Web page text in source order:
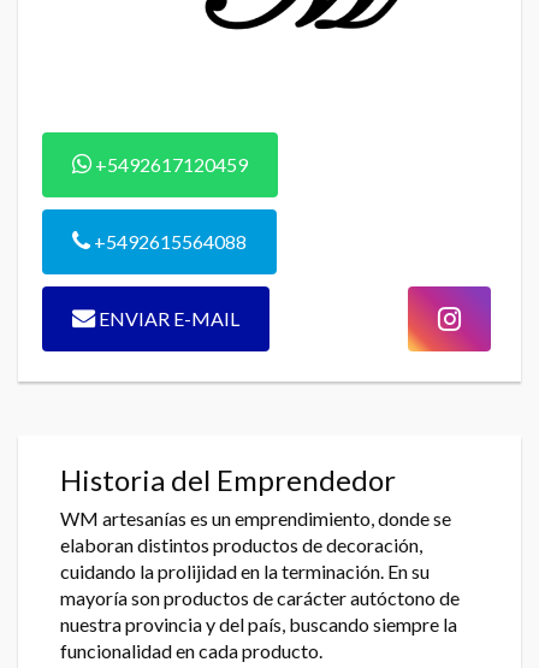
+5492617120459
+5492615564088
ENVIAR E-MAIL
Historia del Emprendedor
WM artesanías es un emprendimiento, donde se
elaboran distintos productos de decoración,
cuidando la prolijidad en la terminación. En su
mayoría son productos de carácter autóctono de
nuestra provincia y del país, buscando siempre la
funcionalidad en cada producto.